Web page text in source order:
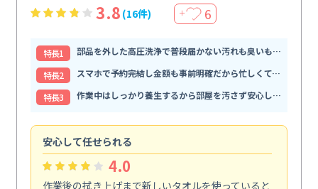
3.8 (16件) ＋ 6
特⻑1
部品を外した高圧洗浄で普段届かない汚れも臭いもすっきり解消
特⻑2
スマホで予約完結し金額も事前明確だから忙しくても頼みやすい
特⻑3
作業中はしっかり養生するから部屋を汚さず安心して任せられる
安心して任せられる
4.0
作業後の拭き上げまで新しいタオルを使っていると